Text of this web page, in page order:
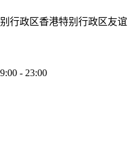
行政区香港特别行政区友谊
- 23:00